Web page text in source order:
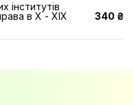
інститутів
в Х - ХІХ
340 ₴